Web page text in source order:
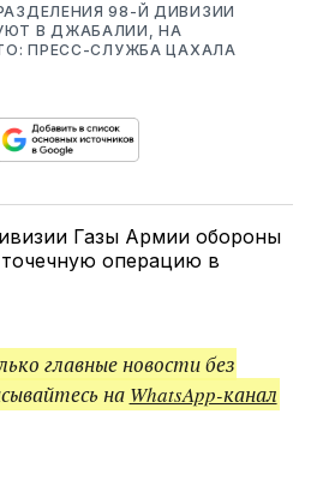
98-Й ДИВИЗИИ
В ДЖАБАЛИИ, НА
ПРЕСС-СЛУЖБА ЦАХАЛА
Газы Армии обороны
операцию в
главные новости без
на WhatsApp-канал